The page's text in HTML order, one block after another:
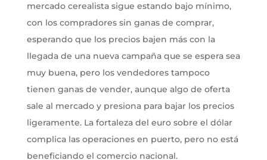
mercado cerealista sigue estando bajo mínimo,
con los compradores sin ganas de comprar,
esperando que los precios bajen más con la
llegada de una nueva campaña que se espera sea
muy buena, pero los vendedores tampoco
tienen ganas de vender, aunque algo de oferta
sale al mercado y presiona para bajar los precios
ligeramente. La fortaleza del euro sobre el dólar
complica las operaciones en puerto, pero no está
beneficiando el comercio nacional.